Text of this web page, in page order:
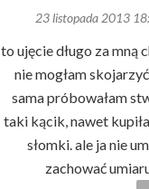
23 listopada 2013
to ujęcie długo za mną
nie mogłam
sama próbowałam
taki kącik, nawet
słomki. ale ja nie
zachować